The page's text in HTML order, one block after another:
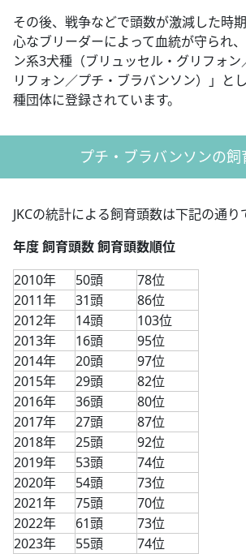
その後、戦争などで頭数が激減した時
心なブリーダーによって血統が守られ
ン系3犬種（ブリュッセル・グリフォ
リフォン／プチ・ブラバンソン）」と
種団体に登録されています。
プチ・ブラバンソンの飼
JKCの統計による飼育頭数は下記の通り
年度 飼育頭数 飼育頭数順位
2010年
50頭
78位
2011年
31頭
86位
2012年
14頭
103位
2013年
16頭
95位
2014年
20頭
97位
2015年
29頭
82位
2016年
36頭
80位
2017年
27頭
87位
2018年
25頭
92位
2019年
53頭
74位
2020年
54頭
73位
2021年
75頭
70位
2022年
61頭
73位
2023年
55頭
74位